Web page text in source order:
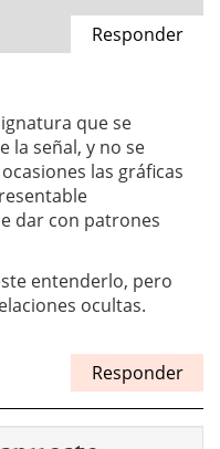
Responder
que se
la señal, y no se
las gráficas
dar con patrones
entenderlo, pero
ocultas.
Responder